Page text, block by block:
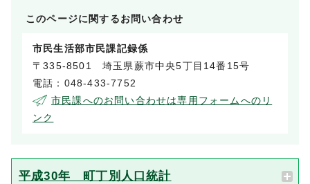
このページに関するお問い合わせ
市民生活部市民課記録係
〒335-8501 埼玉県蕨市中央5丁目14番15号
電話：048-433-7752
市民課へのお問い合わせは専用フォームへのリ
ンク
平成30年 町丁別人口統計